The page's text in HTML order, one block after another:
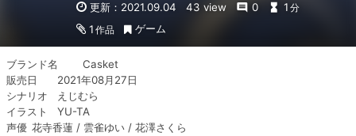
更新：2021.09.04
43 view 0 1 分
1 作品 ゲーム
ブランド名	Casket
販売日	2021年08月27日
シナリオ	えじむら
イラスト	YU-TA
声優	花寺香蓮 / 雲雀ゆい / 花澤さくら